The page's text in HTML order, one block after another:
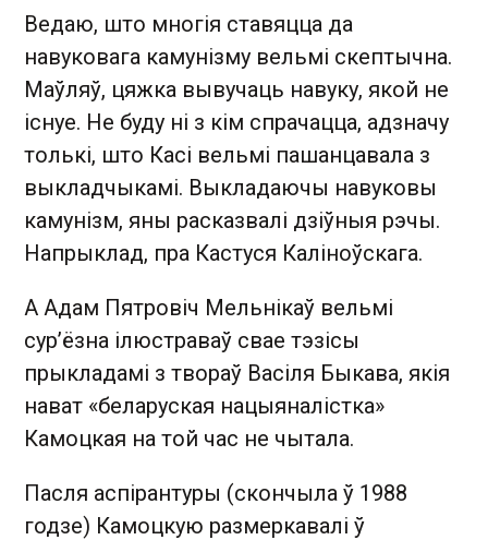
Ведаю, што многія ставяцца да
навуковага камунізму вельмі скептычна.
Маўляў, цяжка вывучаць навуку, якой не
існуе. Не буду ні з кім спрачацца, адзначу
толькі, што Касі вельмі пашанцавала з
выкладчыкамі. Выкладаючы навуковы
камунізм, яны расказвалі дзіўныя рэчы.
Напрыклад, пра Кастуся Каліноўскага.
А Адам Пятровіч Мельнікаў вельмі
сур’ёзна ілюстраваў свае тэзісы
прыкладамі з твораў Васіля Быкава, якія
нават «беларуская нацыяналістка»
Камоцкая на той час не чытала.
Пасля аспірантуры (скончыла ў 1988
годзе) Камоцкую размеркавалі ў